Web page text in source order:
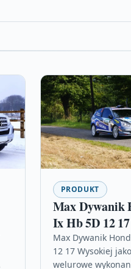
PRODUKT
Max Dywanik
Ix Hb 5D 12 17
Max Dywanik
12 17 Wysokiej
welurowe